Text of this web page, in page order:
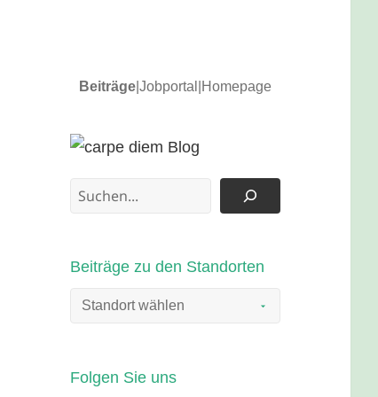
Beiträge |Jobportal Homepage
carpe diem Blog
News und Updates
Suchen
Beiträge zu den Standorten
Folgen Sie uns